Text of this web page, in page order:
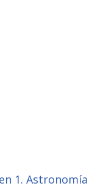
1. Astronomía